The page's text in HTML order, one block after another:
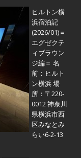
ヒルトン横
浜宿泊記
(2026/01)＝
エグゼクテ
ィブラウン
ジ編＝ 名
前：ヒルト
ン横浜 場
所：〒220-
0012 神奈川
県横浜市西
区みなとみ
らい6-2-13